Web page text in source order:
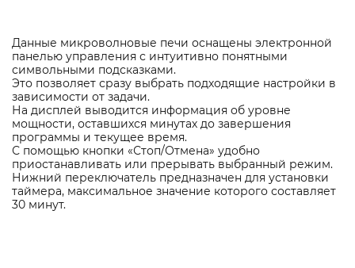
Данные микроволновые печи оснащены электронной
панелью управления с интуитивно понятными
символьными подсказками.
Это позволяет сразу выбрать подходящие настройки в
зависимости от задачи.
На дисплей выводится информация об уровне
мощности, оставшихся минутах до завершения
программы и текущее время.
С помощью кнопки «Стоп/Отмена» удобно
приостанавливать или прерывать выбранный режим.
Нижний переключатель предназначен для установки
таймера, максимальное значение которого составляет
30 минут.